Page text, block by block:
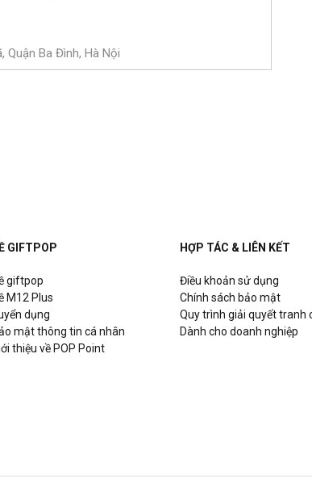
Quận Ba Đình, Hà Nội
P. Trung Hòa, Quận Cầu Giấy, Hà Nội
2, Hồ Chí Minh
Trinh, Quận 1, Hồ Chí Minh
Mỹ Vũng Tàu
GIFTPOP
giftpop
M12 Plus
dụng
mật thông tin cá nhân
thiệu về POP Point
HỢP TÁC & LIÊN KẾT
Điều khoản sử dụng
Chính sách bảo mật
Quy trình giải quyết tranh
Dành cho doanh nghiệp